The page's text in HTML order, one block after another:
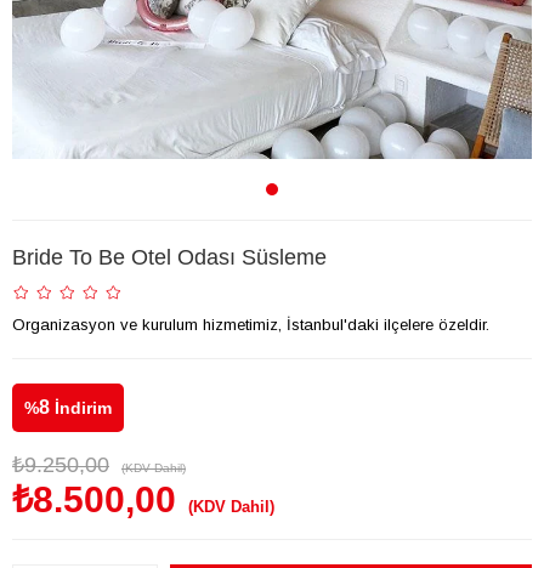
Bride To Be Otel Odası Süsleme
Organizasyon ve kurulum hizmetimiz, İstanbul'daki ilçelere özeldir.
%8 İndirim
₺9.250,00 (KDV Dahil)
₺8.500,00 (KDV Dahil)